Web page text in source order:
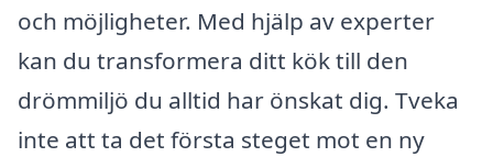
och möjligheter. Med hjälp av experter
kan du transformera ditt kök till den
drömmiljö du alltid har önskat dig. Tveka
inte att ta det första steget mot en ny